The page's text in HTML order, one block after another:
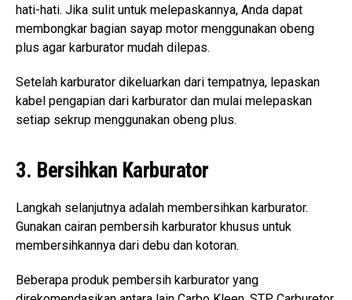
hati-hati. Jika sulit untuk melepaskannya, Anda dapat
membongkar bagian sayap motor menggunakan obeng
plus agar karburator mudah dilepas.
Setelah karburator dikeluarkan dari tempatnya, lepaskan
kabel pengapian dari karburator dan mulai melepaskan
setiap sekrup menggunakan obeng plus.
3. Bersihkan Karburator
Langkah selanjutnya adalah membersihkan karburator.
Gunakan cairan pembersih karburator khusus untuk
membersihkannya dari debu dan kotoran.
Beberapa produk pembersih karburator yang